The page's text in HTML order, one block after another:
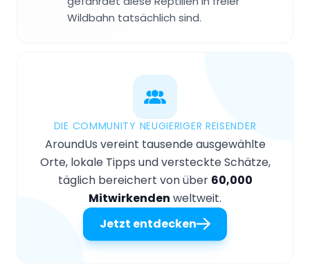
Wildbahn tatsächlich sind.
DIE COMMUNITY NEUGIERIGER REISENDER
AroundUs vereint tausende ausgewählte
Orte, lokale Tipps und versteckte Schätze,
täglich bereichert von über 60,000
Mitwirkenden weltweit.
Jetzt entdecken